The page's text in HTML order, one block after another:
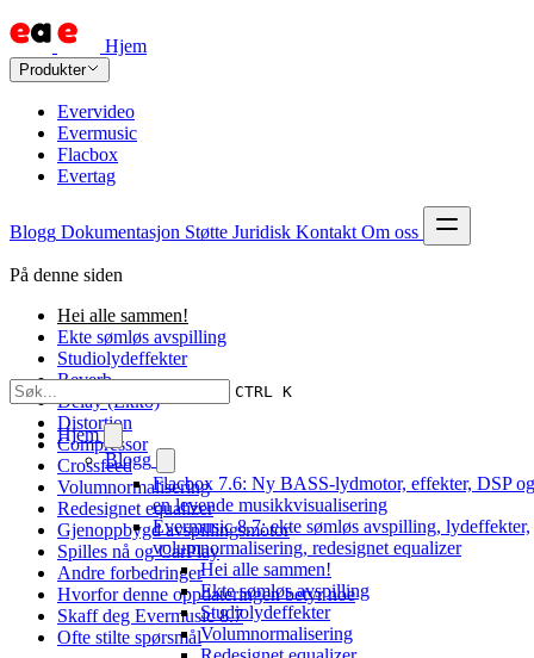
Hjem
Produkter
Evervideo
Evermusic
Flacbox
Evertag
Blogg Dokumentasjon Støtte Juridisk Kontakt Om oss
CTRL K
Hjem
Blogg
Flacbox 7.6: Ny BASS-lydmotor, effekter, DSP og
en levende musikkvisualisering
Evermusic 8.7: ekte sømløs avspilling, lydeffekter,
volumnormalisering, redesignet equalizer
Hei alle sammen!
Ekte sømløs avspilling
Studiolydeffekter
Volumnormalisering
På denne siden
Hei alle sammen!
Ekte sømløs avspilling
Studiolydeffekter
Reverb
Delay (Ekko)
Distortion
Compressor
Crossfeed
Volumnormalisering
Redesignet equalizer
Gjenoppbygd avspillingsmotor
Spilles nå og CarPlay
Andre forbedringer
Hvorfor denne oppdateringen betyr noe
Skaff deg Evermusic 8.7
Ofte stilte spørsmål